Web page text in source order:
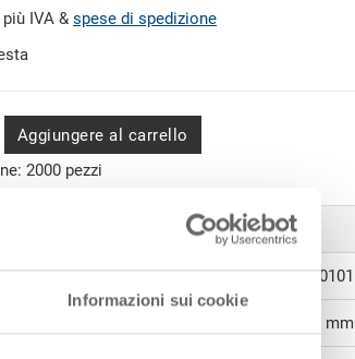
Informazioni sui cookie
IVA & spese di spedizione
Aggiungere al carrello
2000 pezzi
39-1813-100-100.5070.0101
180 x 130 x 100 mm